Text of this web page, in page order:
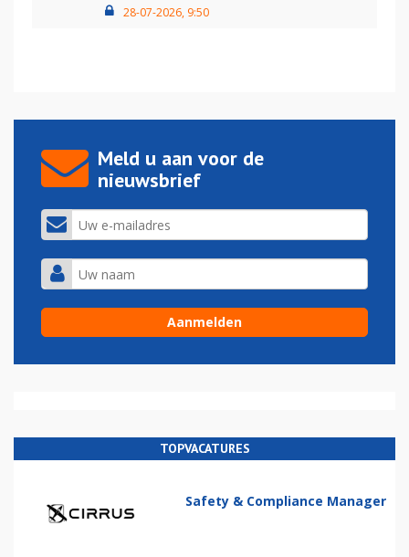
28-07-2026, 9:50
Meld u aan voor de
nieuwsbrief
TOPVACATURES
Safety & Compliance Manager